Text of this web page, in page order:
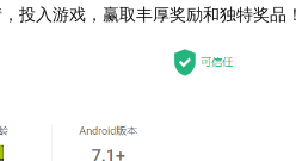
投入游戏，赢取丰厚奖励和独特奖品！